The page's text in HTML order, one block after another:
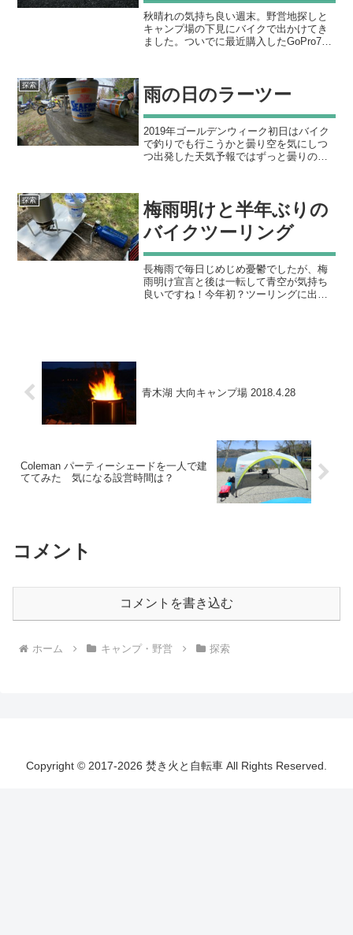
秋晴れの気持ち良い週末。野営地探しと
キャンプ場の下見にバイクで出かけてき
ました。ついでに最近購入したGoPro7の
があり、静かで良いと...
探索 雨の日のラーツー
2019年ゴールデンウィーク初日はバイク
で釣りでも行こうかと曇り空を気にしつ
つ出発した天気予報ではずっと曇りの予
て帰ろうとなったので...
探索
梅雨明けと半年ぶりの
バイクツーリング
長梅雨で毎日じめじめ憂鬱でしたが、梅
雨明け宣言と後は一転して青空が気持ち
良いですね！今年初？ツーリングに出掛
青木湖 大向キャンプ場 2018.4.28
Coleman パーティーシェードを一人で建
ててみた 気になる設営時間は？
コメント
コメントを書き込む
ホーム キャンプ・野営 探索
Copyright © 2017-2026 焚き火と自転車 All Rights Reserved.